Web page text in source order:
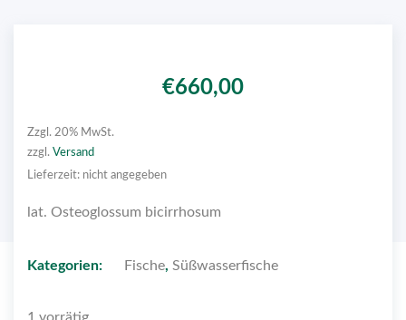
€660,00
Zzgl. 20% MwSt.
zzgl. Versand
Lieferzeit: nicht angegeben
lat. Osteoglossum bicirrhosum
Kategorien: Fische, Süßwasserfische